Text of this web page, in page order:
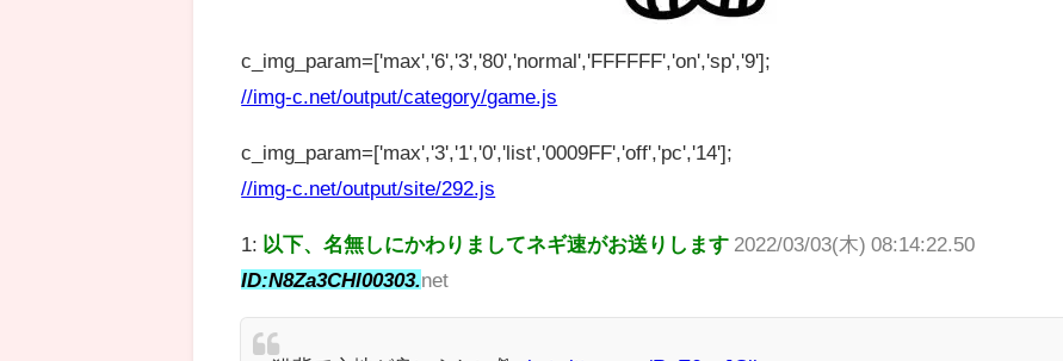
c_img_param=['max','6','3','80','normal','FFFFFF','on','sp','9'];
//img-c.net/output/category/game.js
c_img_param=['max','3','1','0','list','0009FF','off','pc','14'];
//img-c.net/output/site/292.js
1: 以下、名無しにかわりましてネギ速がお送りします 2022/03/03(木) 08:14:22.50
ID:N8Za3CHl00303. net